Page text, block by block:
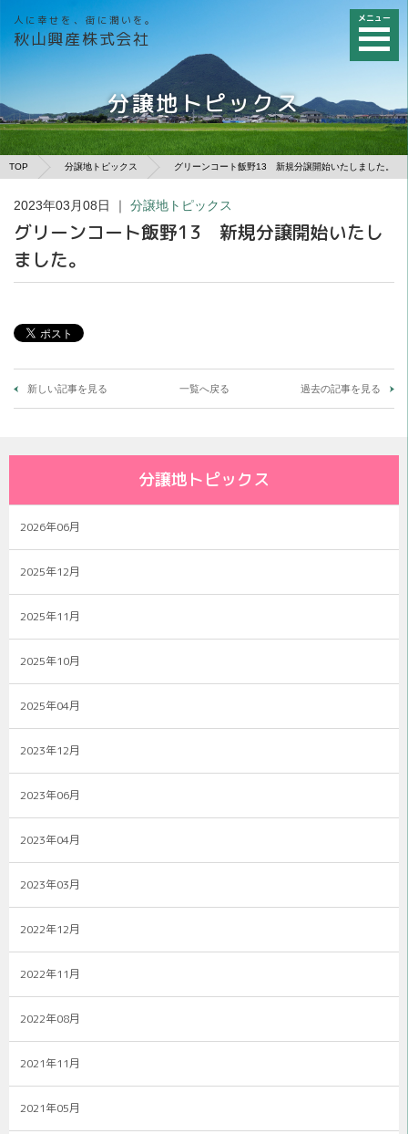
人に幸せを、街に潤いを。
秋山興産株式会社
メニュー
分譲地トピックス
TOP 分譲地トピックス グリーンコート飯野13 新規分譲開始いたしました。
2023年03月08日 ｜ 分譲地トピックス
グリーンコート飯野13 新規分譲開始いたし
ました。
新しい記事を見る 一覧へ戻る 過去の記事を見る
分譲地トピックス
2026年06月
2025年12月
2025年11月
2025年10月
2025年04月
2023年12月
2023年06月
2023年04月
2023年03月
2022年12月
2022年11月
2022年08月
2021年11月
2021年05月